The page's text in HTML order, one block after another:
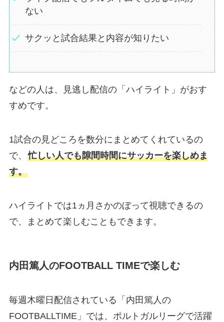
ない
サクッと試合結果と内容が知りたい
などの人は、見逃し配信の「ハイライト」がおす
すめです。
1試合の見どころを数分にまとめてくれているの
で、 忙しい人でも隙間時間にサッカーを楽しめま
す。
ハイライトでは1ヵ月さかのぼって視聴できるの
で、まとめて楽しむこともできます。
内田篤人のFOOTBALL TIMEで楽しむ
毎週木曜日配信されている「内田篤人の
FOOTBALLTIME」では、ポルトガルリーグで活躍